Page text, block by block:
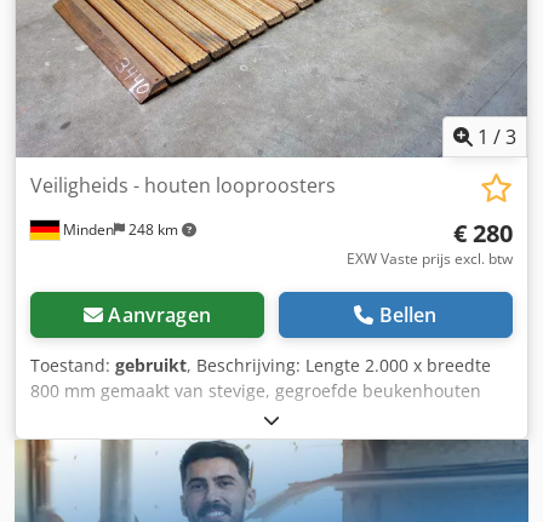
1 /3
Minden 248 km
Veiligheids - houten looproosters
€ 280
EXW Vaste prijs excl. btw
Aanvragen Bellen
Toestand: gebruikt, Beschrijving: Lengte 2.000 x breedte
800 mm gemaakt van stevige, gegroefde beukenhouten
latten voorzien van een drievoudig geleidingsprofiel
Chedpfxozrfn Us Aqqea hoogte 50 mm gewicht ca. 32 kg